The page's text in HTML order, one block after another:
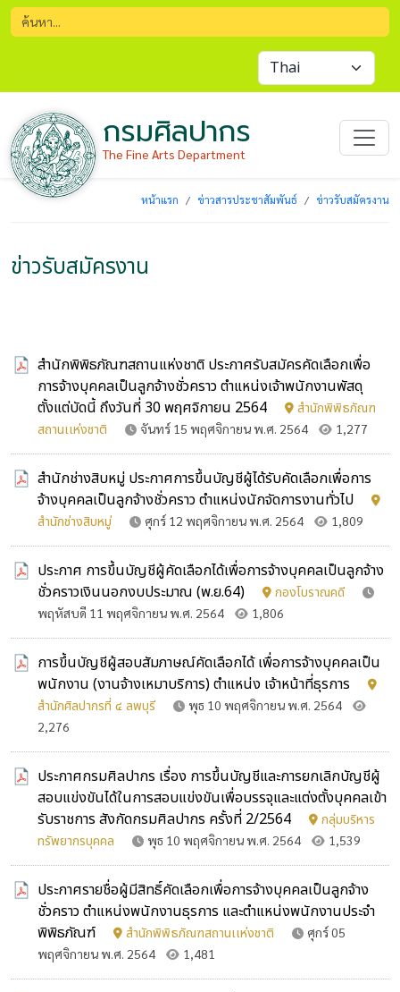
กรมศิลปากร
The Fine Arts Department
หน้าแรก ข่าวสารประชาสัมพันธ์ ข่าวรับสมัครงาน
ข่าวรับสมัครงาน
สำนักพิพิธภัณฑสถานแห่งชาติ ประกาศรับสมัครคัดเลือกเพื่อ
การจ้างบุคคลเป็นลูกจ้างชั่วคราว ตำแหน่งเจ้าพนักงานพัสดุ
ตั้งแต่บัดนี้ ถึงวันที่ 30 พฤศจิกายน 2564
สำนักพิพิธภัณฑ
สถานเเห่งชาติ
จันทร์ 15 พฤศจิกายน พ.ศ. 2564 1,277
สำนักช่างสิบหมู่ ประกาศการขึ้นบัญชีผู้ได้รับคัดเลือกเพื่อการ
จ้างบุคคลเป็นลูกจ้างชั่วคราว ตำแหน่งนักจัดการงานทั่วไป
สำนักช่างสิบหมู่ ศุกร์ 12 พฤศจิกายน พ.ศ. 2564 1,809
ประกาศ การขึ้นบัญชีผู้คัดเลือกได้เพื่อการจ้างบุคคลเป็นลูกจ้าง
ชั่วคราวเงินนอกงบประมาณ (พ.ย.64)
กองโบราณคดี
พฤหัสบดี 11 พฤศจิกายน พ.ศ. 2564 1,806
การขึ้นบัญชีผู้สอบสัมภาษณ์คัดเลือกได้ เพื่อการจ้างบุคคลเป็น
พนักงาน (งานจ้างเหมาบริการ) ตำแหน่ง เจ้าหน้าที่ธุรการ
สำนักศิลปากรที่ ๔ ลพบุรี
พุธ 10 พฤศจิกายน พ.ศ. 2564
2,276
ประกาศกรมศิลปากร เรื่อง การขึ้นบัญชีและการยกเลิกบัญชีผู้
สอบแข่งขันได้ในการสอบแข่งขันเพื่อบรรจุและแต่งตั้งบุคคลเข้า
รับราชการ สังกัดกรมศิลปากร ครั้งที่ 2/2564
กลุ่มบริหาร
ทรัพยากรบุคคล
พุธ 10 พฤศจิกายน พ.ศ. 2564 1,539
ประกาศรายชื่อผู้มีสิทธิ์คัดเลือกเพื่อการจ้างบุคคลเป็นลูกจ้าง
ชั่วคราว ตำแหน่งพนักงานธุรการ และตำแหน่งพนักงานประจำ
พิพิธภัณฑ์
สำนักพิพิธภัณฑสถานเเห่งชาติ
ศุกร์ 05
พฤศจิกายน พ.ศ. 2564
1,481